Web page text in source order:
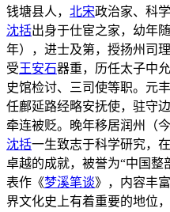
钱塘县人， 北宋政治家、科学
沈括出身于仕宦之家，幼年
年），进士及第，授扬州司理
受王安石器重，历任太子中
史馆检讨、三司使等职。元
任鄜延路经略安抚使，驻守
牵连被贬。晚年移居润州（
沈括一生致志于科学研究，
卓越的成就，被誉为“中国整
表作《梦溪笔谈》，内容丰
界文化史上有着重要的地位